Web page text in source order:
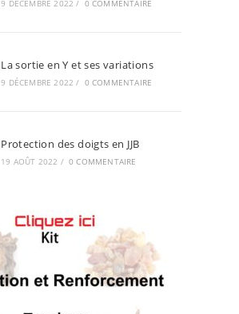
9 DÉCEMBRE 2022 / 0 COMMENTAIRE
La sortie en Y et ses variations
9 DÉCEMBRE 2022 / 0 COMMENTAIRE
Protection des doigts en JJB
19 AOÛT 2022 / 0 COMMENTAIRE